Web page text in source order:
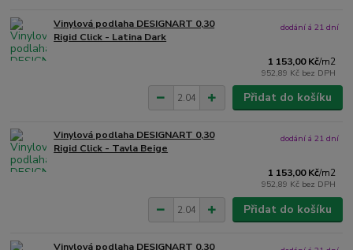
Vinylová podlaha DESIGNART 0,30
Rigid Click - Latina Dark
1 153,00 Kč/m2
952,89 Kč bez DPH
dodání á 21 dní
Přidat do košíku
Vinylová podlaha DESIGNART 0,30
Rigid Click - Tavla Beige
1 153,00 Kč/m2
952,89 Kč bez DPH
dodání á 21 dní
Přidat do košíku
Vinylová podlaha DESIGNART 0,30